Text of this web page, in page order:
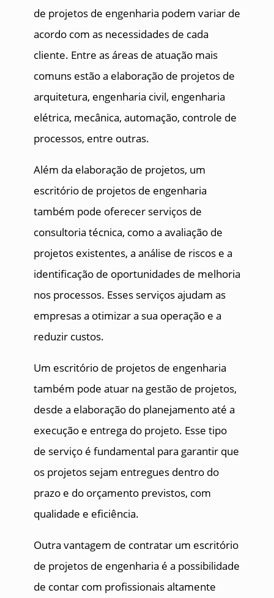
de projetos de engenharia podem variar de
acordo com as necessidades de cada
cliente. Entre as áreas de atuação mais
comuns estão a elaboração de projetos de
arquitetura, engenharia civil, engenharia
elétrica, mecânica, automação, controle de
processos, entre outras.
Além da elaboração de projetos, um
escritório de projetos de engenharia
também pode oferecer serviços de
consultoria técnica, como a avaliação de
projetos existentes, a análise de riscos e a
identificação de oportunidades de melhoria
nos processos. Esses serviços ajudam as
empresas a otimizar a sua operação e a
reduzir custos.
Um escritório de projetos de engenharia
também pode atuar na gestão de projetos,
desde a elaboração do planejamento até a
execução e entrega do projeto. Esse tipo
de serviço é fundamental para garantir que
os projetos sejam entregues dentro do
prazo e do orçamento previstos, com
qualidade e eficiência.
Outra vantagem de contratar um escritório
de projetos de engenharia é a possibilidade
de contar com profissionais altamente